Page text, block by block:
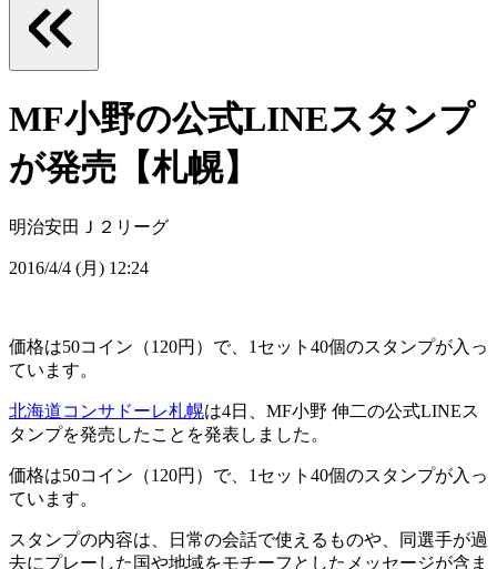
MF小野の公式LINEスタンプ
が発売【札幌】
明治安田Ｊ２リーグ
2016/4/4 (月) 12:24
価格は50コイン（120円）で、1セット40個のスタンプが入っ
ています。
北海道コンサドーレ札幌は4日、MF小野 伸二の公式LINEス
タンプを発売したことを発表しました。
価格は50コイン（120円）で、1セット40個のスタンプが入っ
ています。
スタンプの内容は、日常の会話で使えるものや、同選手が過
去にプレーした国や地域をモチーフとしたメッセージが含ま